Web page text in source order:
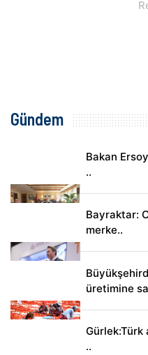
Gündem
Bakan
..
Bayraktar:
merke..
üretimine
Gürlek:Türk
..